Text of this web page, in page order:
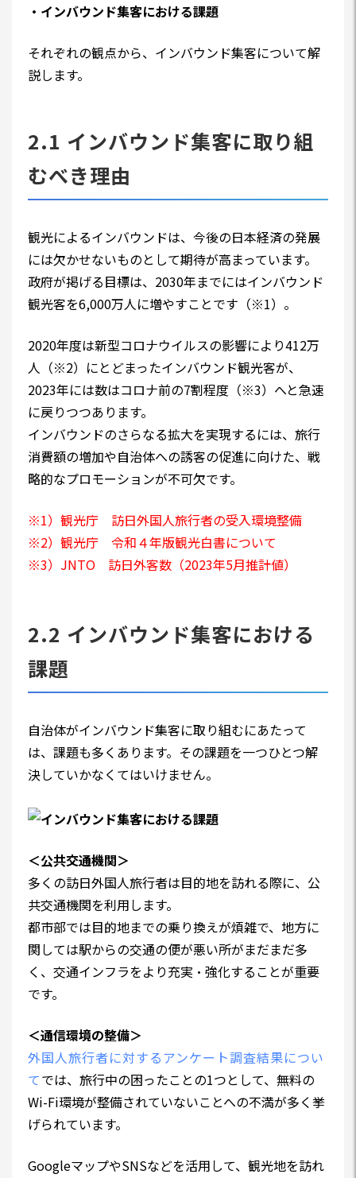
・インバウンド集客における課題
それぞれの観点から、インバウンド集客について解
説します。
2.1 インバウンド集客に取り組
むべき理由
観光によるインバウンドは、今後の日本経済の発展
には欠かせないものとして期待が高まっています。
政府が掲げる目標は、2030年までにはインバウンド
観光客を6,000万人に増やすことです（※1）。
2020年度は新型コロナウイルスの影響により412万
人（※2）にとどまったインバウンド観光客が、
2023年には数はコロナ前の7割程度（※3）へと急速
に戻りつつあります。
インバウンドのさらなる拡大を実現するには、旅行
消費額の増加や自治体への誘客の促進に向けた、戦
略的なプロモーションが不可欠です。
※1）観光庁 訪日外国人旅行者の受入環境整備
※2）観光庁 令和４年版観光白書について
※3）JNTO 訪日外客数（2023年5月推計値）
2.2 インバウンド集客における
課題
自治体がインバウンド集客に取り組むにあたって
は、課題も多くあります。その課題を一つひとつ解
決していかなくてはいけません。
＜公共交通機関＞
多くの訪日外国人旅行者は目的地を訪れる際に、公
共交通機関を利用します。
都市部では目的地までの乗り換えが煩雑で、地方に
関しては駅からの交通の便が悪い所がまだまだ多
く、交通インフラをより充実・強化することが重要
です。
＜通信環境の整備＞
外国人旅行者に対するアンケート調査結果につい
てでは、旅行中の困ったことの1つとして、無料の
Wi-Fi環境が整備されていないことへの不満が多く挙
げられています。
GoogleマップやSNSなどを活用して、観光地を訪れ